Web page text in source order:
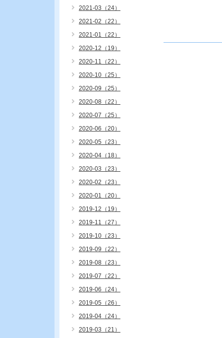
2021-03（24）
2021-02（22）
2021-01（22）
2020-12（19）
2020-11（22）
2020-10（25）
2020-09（25）
2020-08（22）
2020-07（25）
2020-06（20）
2020-05（23）
2020-04（18）
2020-03（23）
2020-02（23）
2020-01（20）
2019-12（19）
2019-11（27）
2019-10（23）
2019-09（22）
2019-08（23）
2019-07（22）
2019-06（24）
2019-05（26）
2019-04（24）
2019-03（21）